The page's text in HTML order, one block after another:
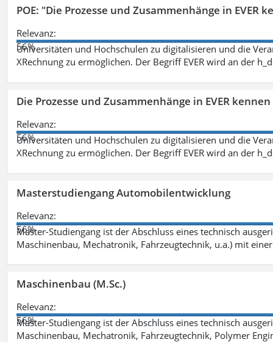
POE: "Die Prozesse und Zusammenhänge in EVER
Relevanz:
56%
Universitäten und Hochschulen zu digitalisieren und die
XRechnung zu ermöglichen. Der Begriff EVER wird an der
Die Prozesse und Zusammenhänge in EVER
Relevanz:
56%
Universitäten und Hochschulen zu digitalisieren und die
XRechnung zu ermöglichen. Der Begriff EVER wird an der
Masterstudiengang Automobilentwicklung
Relevanz:
56%
Master-Studiengang ist der Abschluss eines technisch
Maschinenbau, Mechatronik, Fahrzeugtechnik, u.a.) mit
Maschinenbau (M.Sc.)
Relevanz:
56%
Master-Studiengang ist der Abschluss eines technisch
Maschinenbau, Mechatronik, Fahrzeugtechnik, Polymer